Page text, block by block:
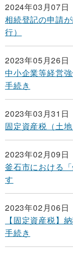
2024年03月07日
相続登記の申請
行）
2023年05月26日
中小企業等経営
手続き
2023年03月31日
固定資産税（土
2023年02月09日
釜石市における
す
2023年02月06日
【固定資産税】
手続き